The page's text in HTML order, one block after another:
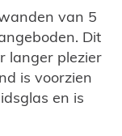
van 5
Dit
langer plezier
is voorzien
en is